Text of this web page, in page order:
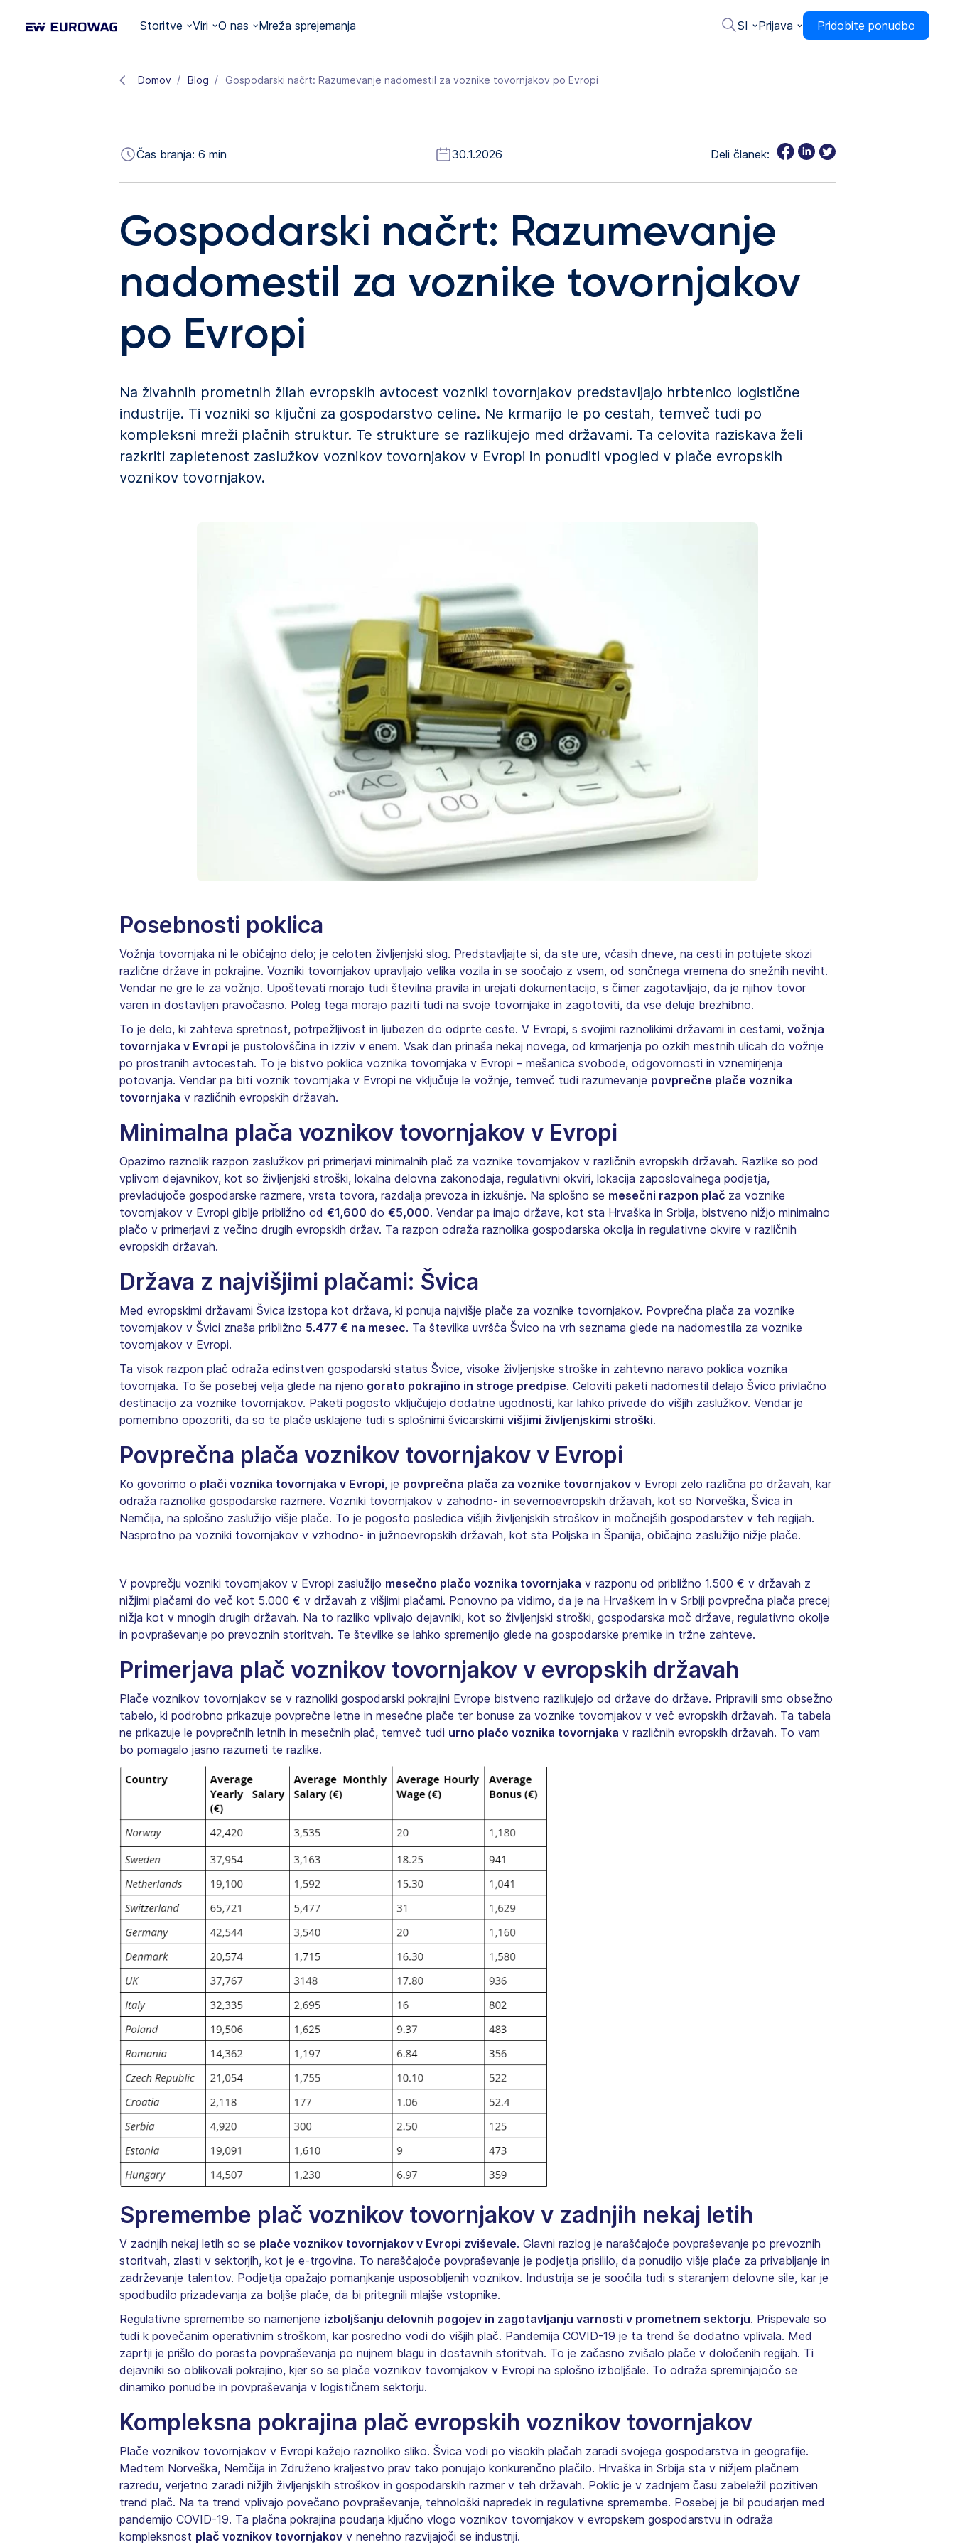
Storitve Viri O nas Mreža sprejemanja SI Prijava Pridobite ponudbo
Domov Blog Gospodarski načrt: Razumevanje nadomestil za voznike tovornjakov po Evropi
Čas branja: 6 min 30.1.2026 Deli članek:
Gospodarski načrt: Razumevanje
nadomestil za voznike tovornjakov
po Evropi
Na živahnih prometnih žilah evropskih avtocest vozniki tovornjakov predstavljajo hrbtenico logistične
industrije. Ti vozniki so ključni za gospodarstvo celine. Ne krmarijo le po cestah, temveč tudi po
kompleksni mreži plačnih struktur. Te strukture se razlikujejo med državami. Ta celovita raziskava želi
razkriti zapletenost zaslužkov voznikov tovornjakov v Evropi in ponuditi vpogled v plače evropskih
voznikov tovornjakov.
Posebnosti poklica
Vožnja tovornjaka ni le običajno delo; je celoten življenjski slog. Predstavljajte si, da ste ure, včasih dneve, na cesti in potujete skozi
različne države in pokrajine. Vozniki tovornjakov upravljajo velika vozila in se soočajo z vsem, od sončnega vremena do snežnih neviht.
Vendar ne gre le za vožnjo. Upoštevati morajo tudi številna pravila in urejati dokumentacijo, s čimer zagotavljajo, da je njihov tovor
varen in dostavljen pravočasno. Poleg tega morajo paziti tudi na svoje tovornjake in zagotoviti, da vse deluje brezhibno.
To je delo, ki zahteva spretnost, potrpežljivost in ljubezen do odprte ceste. V Evropi, s svojimi raznolikimi državami in cestami, vožnja
tovornjaka v Evropi je pustolovščina in izziv v enem. Vsak dan prinaša nekaj novega, od krmarjenja po ozkih mestnih ulicah do vožnje
po prostranih avtocestah. To je bistvo poklica voznika tovornjaka v Evropi – mešanica svobode, odgovornosti in vznemirjenja
potovanja. Vendar pa biti voznik tovornjaka v Evropi ne vključuje le vožnje, temveč tudi razumevanje povprečne plače voznika
tovornjaka v različnih evropskih državah.
Minimalna plača voznikov tovornjakov v Evropi
Opazimo raznolik razpon zaslužkov pri primerjavi minimalnih plač za voznike tovornjakov v različnih evropskih državah. Razlike so pod
vplivom dejavnikov, kot so življenjski stroški, lokalna delovna zakonodaja, regulativni okviri, lokacija zaposlovalnega podjetja,
prevladujoče gospodarske razmere, vrsta tovora, razdalja prevoza in izkušnje. Na splošno se mesečni razpon plač za voznike
tovornjakov v Evropi giblje približno od €1,600 do €5,000. Vendar pa imajo države, kot sta Hrvaška in Srbija, bistveno nižjo minimalno
plačo v primerjavi z večino drugih evropskih držav. Ta razpon odraža raznolika gospodarska okolja in regulativne okvire v različnih
evropskih državah.
Država z najvišjimi plačami: Švica
Med evropskimi državami Švica izstopa kot država, ki ponuja najvišje plače za voznike tovornjakov. Povprečna plača za voznike
tovornjakov v Švici znaša približno 5.477 € na mesec. Ta številka uvršča Švico na vrh seznama glede na nadomestila za voznike
tovornjakov v Evropi.
Ta visok razpon plač odraža edinstven gospodarski status Švice, visoke življenjske stroške in zahtevno naravo poklica voznika
tovornjaka. To še posebej velja glede na njeno gorato pokrajino in stroge predpise. Celoviti paketi nadomestil delajo Švico privlačno
destinacijo za voznike tovornjakov. Paketi pogosto vključujejo dodatne ugodnosti, kar lahko privede do višjih zaslužkov. Vendar je
pomembno opozoriti, da so te plače usklajene tudi s splošnimi švicarskimi višjimi življenjskimi stroški.
Povprečna plača voznikov tovornjakov v Evropi
Ko govorimo o plači voznika tovornjaka v Evropi, je povprečna plača za voznike tovornjakov v Evropi zelo različna po državah, kar
odraža raznolike gospodarske razmere. Vozniki tovornjakov v zahodno- in severnoevropskih državah, kot so Norveška, Švica in
Nemčija, na splošno zaslužijo višje plače. To je pogosto posledica višjih življenjskih stroškov in močnejših gospodarstev v teh regijah.
Nasprotno pa vozniki tovornjakov v vzhodno- in južnoevropskih državah, kot sta Poljska in Španija, običajno zaslužijo nižje plače.
V povprečju vozniki tovornjakov v Evropi zaslužijo mesečno plačo voznika tovornjaka v razponu od približno 1.500 € v državah z
nižjimi plačami do več kot 5.000 € v državah z višjimi plačami. Ponovno pa vidimo, da je na Hrvaškem in v Srbiji povprečna plača precej
nižja kot v mnogih drugih državah. Na to razliko vplivajo dejavniki, kot so življenjski stroški, gospodarska moč države, regulativno okolje
in povpraševanje po prevoznih storitvah. Te številke se lahko spremenijo glede na gospodarske premike in tržne zahteve.
Primerjava plač voznikov tovornjakov v evropskih državah
Plače voznikov tovornjakov se v raznoliki gospodarski pokrajini Evrope bistveno razlikujejo od države do države. Pripravili smo obsežno
tabelo, ki podrobno prikazuje povprečne letne in mesečne plače ter bonuse za voznike tovornjakov v več evropskih državah. Ta tabela
ne prikazuje le povprečnih letnih in mesečnih plač, temveč tudi urno plačo voznika tovornjaka v različnih evropskih državah. To vam
bo pomagalo jasno razumeti te razlike.
Spremembe plač voznikov tovornjakov v zadnjih nekaj letih
V zadnjih nekaj letih so se plače voznikov tovornjakov v Evropi zviševale. Glavni razlog je naraščajoče povpraševanje po prevoznih
storitvah, zlasti v sektorjih, kot je e-trgovina. To naraščajoče povpraševanje je podjetja prisililo, da ponudijo višje plače za privabljanje in
zadrževanje talentov. Podjetja opažajo pomanjkanje usposobljenih voznikov. Industrija se je soočila tudi s staranjem delovne sile, kar je
spodbudilo prizadevanja za boljše plače, da bi pritegnili mlajše vstopnike.
Regulativne spremembe so namenjene izboljšanju delovnih pogojev in zagotavljanju varnosti v prometnem sektorju. Prispevale so
tudi k povečanim operativnim stroškom, kar posredno vodi do višjih plač. Pandemija COVID-19 je ta trend še dodatno vplivala. Med
zaprtji je prišlo do porasta povpraševanja po nujnem blagu in dostavnih storitvah. To je začasno zvišalo plače v določenih regijah. Ti
dejavniki so oblikovali pokrajino, kjer so se plače voznikov tovornjakov v Evropi na splošno izboljšale. To odraža spreminjajočo se
dinamiko ponudbe in povpraševanja v logističnem sektorju.
Kompleksna pokrajina plač evropskih voznikov tovornjakov
Plače voznikov tovornjakov v Evropi kažejo raznoliko sliko. Švica vodi po visokih plačah zaradi svojega gospodarstva in geografije.
Medtem Norveška, Nemčija in Združeno kraljestvo prav tako ponujajo konkurenčno plačilo. Hrvaška in Srbija sta v nižjem plačnem
razredu, verjetno zaradi nižjih življenjskih stroškov in gospodarskih razmer v teh državah. Poklic je v zadnjem času zabeležil pozitiven
trend plač. Na ta trend vplivajo povečano povpraševanje, tehnološki napredek in regulativne spremembe. Posebej je bil poudarjen med
pandemijo COVID-19. Ta plačna pokrajina poudarja ključno vlogo voznikov tovornjakov v evropskem gospodarstvu in odraža
kompleksnost plač voznikov tovornjakov v nenehno razvijajoči se industriji.